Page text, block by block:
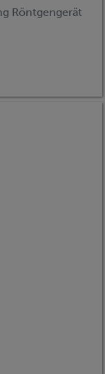
Röntgengerät